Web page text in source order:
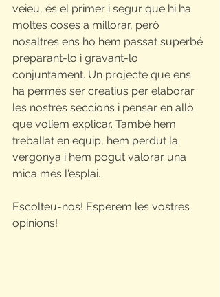
veieu, és el primer i segur que hi ha
moltes coses a millorar, però
nosaltres ens ho hem passat superbé
preparant-lo i gravant-lo
conjuntament. Un projecte que ens
ha permès ser creatius per elaborar
les nostres seccions i pensar en allò
que volíem explicar. També hem
treballat en equip, hem perdut la
vergonya i hem pogut valorar una
mica més l'esplai.
Escolteu-nos! Esperem les vostres
opinions!